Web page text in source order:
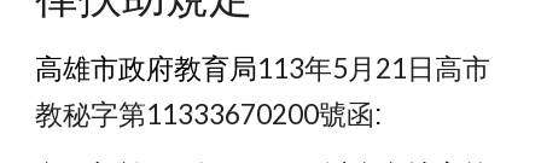
高雄市政府教育局113年5月21日高市
教秘字第11333670200號函: